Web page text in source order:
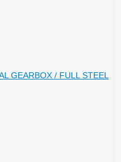
GEARBOX / FULL STEEL